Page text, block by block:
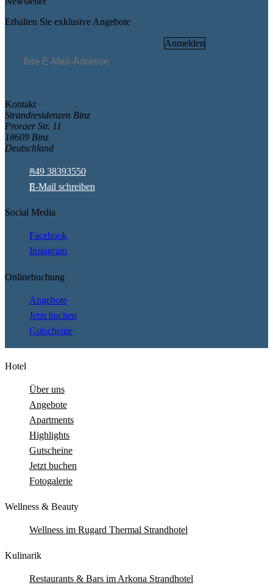
Erhalten Sie exklusive Angebote
Anmelden
Kontakt
Strandresidenzen Binz
Proraer Str. 11
18609 Binz
Deutschland
+49 38393550
E-Mail schreiben
Social Media
Facebook
Instagram
Onlinebuchung
Angebote
Jetzt buchen
Gutscheine
Hotel
Über uns
Angebote
Apartments
Highlights
Gutscheine
Jetzt buchen
Fotogalerie
Wellness & Beauty
Wellness im Rugard Thermal Strandhotel
Kulinarik
Restaurants & Bars im Arkona Strandhotel